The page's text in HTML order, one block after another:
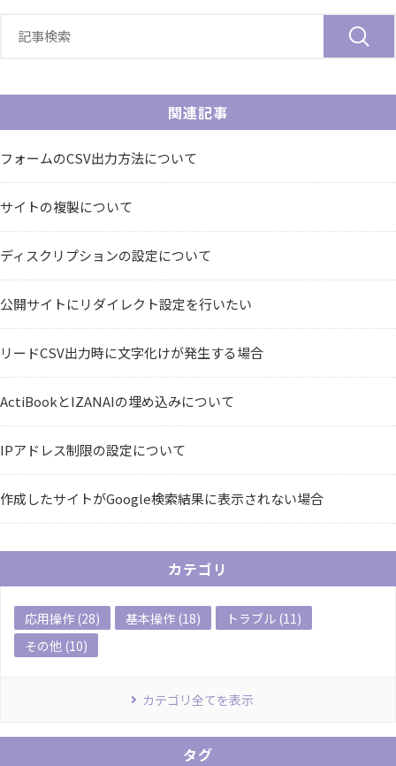
関連記事
フォームのCSV出力方法について
サイトの複製について
ディスクリプションの設定について
公開サイトにリダイレクト設定を行いたい
リードCSV出力時に文字化けが発生する場合
ActiBookとIZANAIの埋め込みについて
IPアドレス制限の設定について
作成したサイトがGoogle検索結果に表示されない場合
カテゴリ
応用操作 (28) 基本操作 (18)
トラブル (11)
その他 (10)
カテゴリ全てを表示
タグ